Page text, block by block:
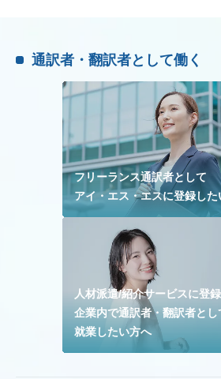
通訳者・翻訳者として働く
フリーランス通訳者として
アイ・エス・エスに登録した
人材派遣/紹介サービスに登
企業内で通訳者・翻訳者とし
就業したい方へ